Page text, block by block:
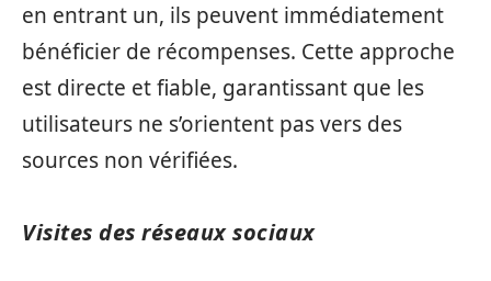
en entrant un, ils peuvent immédiatement
bénéficier de récompenses. Cette approche
est directe et fiable, garantissant que les
utilisateurs ne s’orientent pas vers des
sources non vérifiées.
Visites des réseaux sociaux